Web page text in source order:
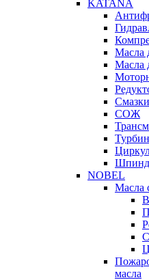
KATANA
Масла
Масла
Смазки
СОЖ
NOBEL
Масла
масла